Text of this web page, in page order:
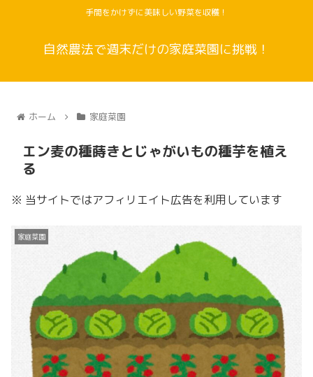
手間をかけずに美味しい野菜を収穫！
自然農法で週末だけの家庭菜園に挑戦！
ホーム 家庭菜園
エン麦の種蒔きとじゃがいもの種芋を植え
る
※ 当サイトではアフィリエイト広告を利用しています
家庭菜園